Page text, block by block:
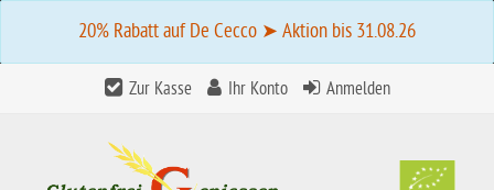
20% Rabatt auf De Cecco ➤ Aktion bis 31.08.26
Zur Kasse Ihr Konto Anmelden